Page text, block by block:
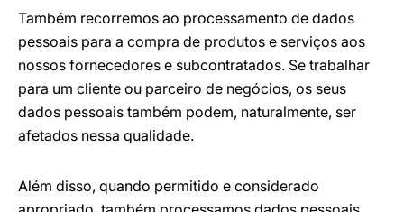
Também recorremos ao processamento de dados
pessoais para a compra de produtos e serviços aos
nossos fornecedores e subcontratados. Se trabalhar
para um cliente ou parceiro de negócios, os seus
dados pessoais também podem, naturalmente, ser
afetados nessa qualidade.
Além disso, quando permitido e considerado